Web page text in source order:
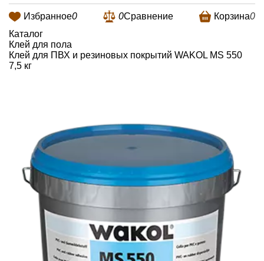
Избранное0 0Сравнение Корзина0
Каталог
Клей для пола
Клей для ПВХ и резиновых покрытий WAKOL MS 550
7,5 кг